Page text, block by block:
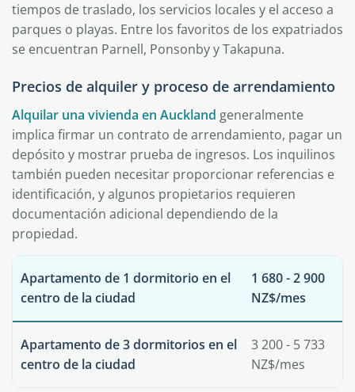
tiempos de traslado, los servicios locales y el acceso a
parques o playas. Entre los favoritos de los expatriados
se encuentran Parnell, Ponsonby y Takapuna.
Precios de alquiler y proceso de arrendamiento
Alquilar una vivienda en Auckland generalmente
implica firmar un contrato de arrendamiento, pagar un
depósito y mostrar prueba de ingresos. Los inquilinos
también pueden necesitar proporcionar referencias e
identificación, y algunos propietarios requieren
documentación adicional dependiendo de la
propiedad.
Apartamento de 1 dormitorio en el
centro de la ciudad
1 680 - 2 900
NZ$/mes
Apartamento de 3 dormitorios en el
centro de la ciudad
3 200 - 5 733
NZ$/mes